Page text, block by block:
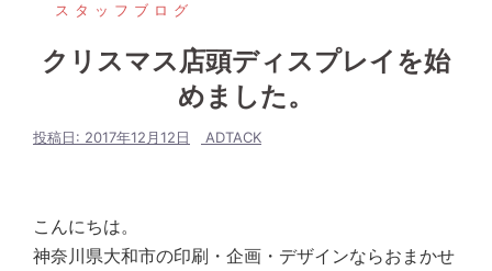
スタッフブログ
クリスマス店頭ディスプレイを始
めました。
投稿日: 2017年12月12日 ADTACK
こんにちは。
神奈川県大和市の印刷・企画・デザインならおまかせ